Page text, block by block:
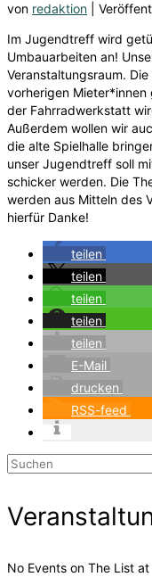
von redaktion
Im Jugendtreff wird
Umbauarbeiten an!
Veranstaltungsraum.
vorherigen
der Fahrradwerkstatt
Außerdem wollen wir
die alte Spielhalle
unser Jugendtreff soll
schicker werden. Die
werden aus Mitteln des
hierfür Danke!
teilen
teilen
teilen
teilen
teilen
E-Mail
drucken
RSS-feed
Suchen
No Events on The List